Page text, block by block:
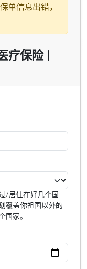
单信息出错，
疗保险 |
/居住在好几个国
覆盖你祖国以外的
国家。